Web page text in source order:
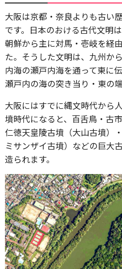
大阪は京都・奈良よりも古い
です。日本のおける古代文明
朝鮮から主に対馬・壱岐を経
た。そうした文明は、九州か
内海の瀬戸内海を通って東に
瀬戸内の海の突き当り・東の
大阪にはすでに縄文時代から
墳時代になると、百舌鳥・古
仁徳天皇陵古墳（大山古墳）
ミサンザイ古墳）などの巨大
造られます。